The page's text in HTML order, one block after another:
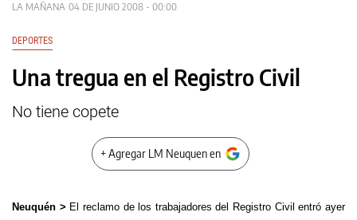
LA MAÑANA 04 DE JUNIO 2008 - 00:00
DEPORTES
Una tregua en el Registro Civil
No tiene copete
+ Agregar LM Neuquen en
Neuquén > El reclamo de los trabajadores del Registro Civil entró ayer